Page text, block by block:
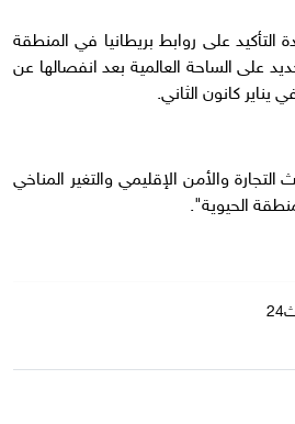
التأكيد على روابط بريطانيا في المنطقة
على الساحة العالمية بعد انفصالها عن
يناير كانون الثاني.
والأمن الإقليمي والتغير المناخي
الحيوية".